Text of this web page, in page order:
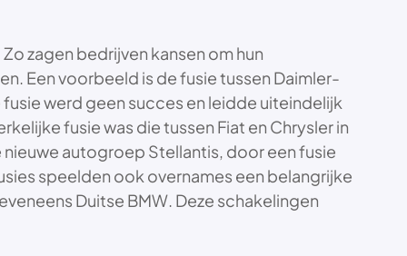
zagen bedrijven kansen om hun
Een voorbeeld is de fusie tussen Daimler-
werd geen succes en leidde uiteindelijk
fusie was die tussen Fiat en Chrysler in
autogroep Stellantis, door een fusie
speelden ook overnames een belangrijke
Duitse BMW. Deze schakelingen